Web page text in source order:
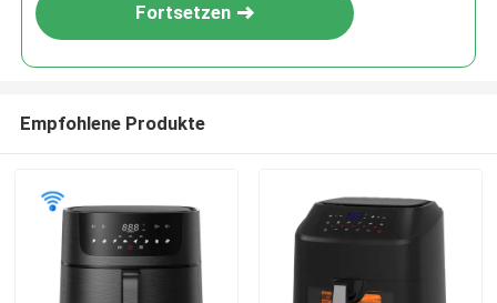
Fortsetzen
Empfohlene Produkte